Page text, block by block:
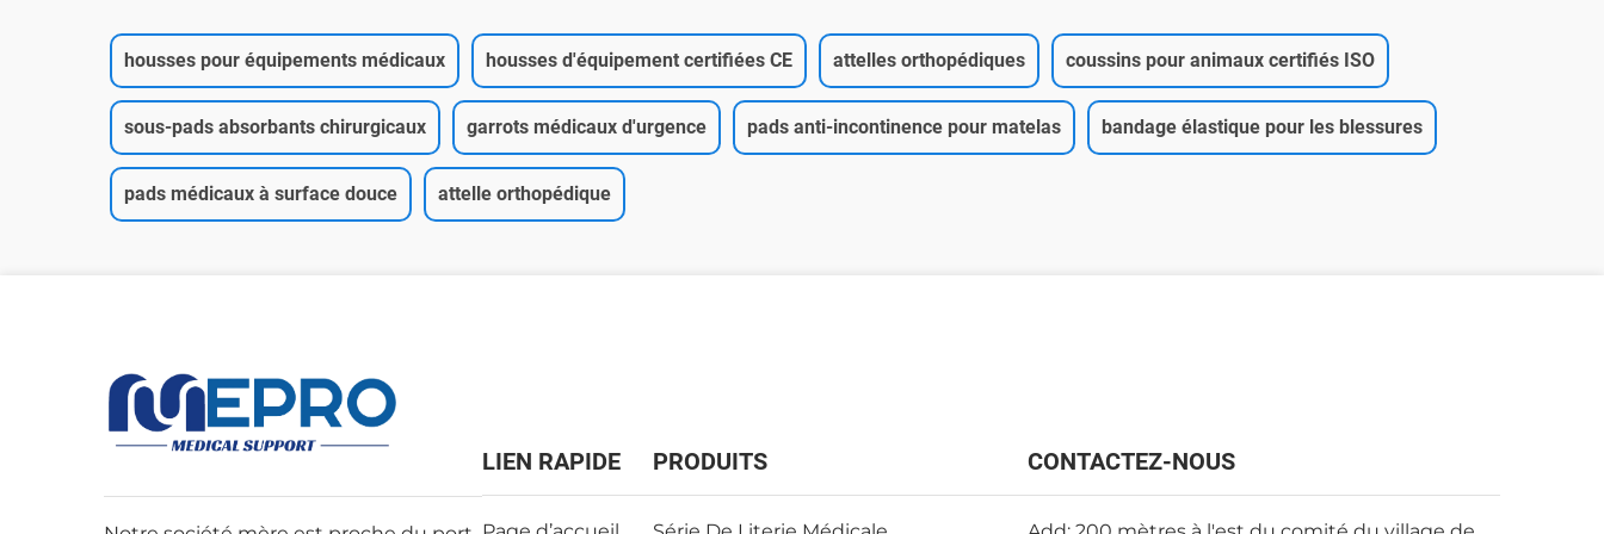
housses pour équipements médicaux housses d'équipement certifiées CE attelles orthopédiques coussins pour animaux certifiés ISO
sous-pads absorbants chirurgicaux garrots médicaux d'urgence pads anti-incontinence pour matelas bandage élastique pour les blessures
pads médicaux à surface douce attelle orthopédique
LIEN RAPIDE PRODUITS CONTACTEZ-NOUS